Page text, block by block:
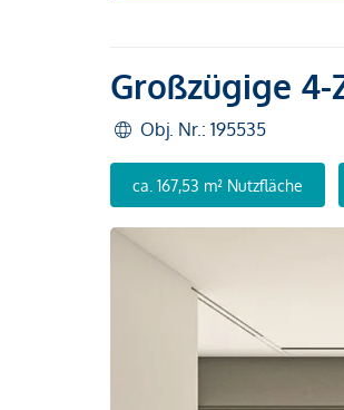
Großzügige
Obj. Nr.: 195535
ca. 167,53 m² Nutzfläche